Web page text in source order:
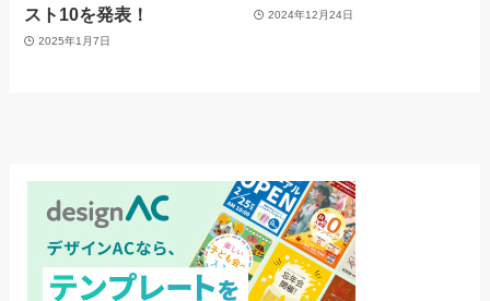
スト10を発表！
2025年1月7日
2024年12月24日